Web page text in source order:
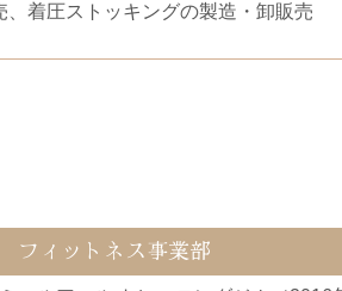
着圧ストッキングの製造・卸販売
ィットネス事業部